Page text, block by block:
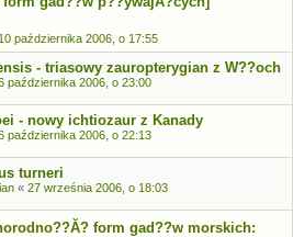
10 października 2006, o 17:55
- triasowy zauropterygian z W??och
października 2006, o 23:00
- nowy ichtiozaur z Kanady
października 2006, o 22:13
turneri
« 27 września 2006, o 18:03
form gad??w morskich: